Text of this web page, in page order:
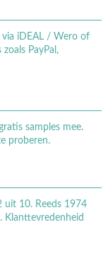
via iDEAL / Wero of
PayPal,
samples mee.
proberen.
uit 10. Reeds 1974
Klanttevredenheid